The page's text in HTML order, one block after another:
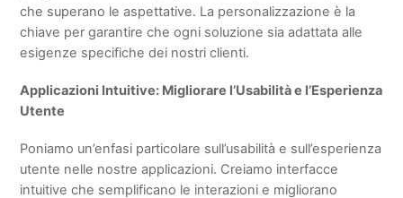
che superano le aspettative. La personalizzazione è la
chiave per garantire che ogni soluzione sia adattata alle
esigenze specifiche dei nostri clienti.
Applicazioni Intuitive: Migliorare l’Usabilità e l’Esperienza
Utente
Poniamo un’enfasi particolare sull’usabilità e sull’esperienza
utente nelle nostre applicazioni. Creiamo interfacce
intuitive che semplificano le interazioni e migliorano